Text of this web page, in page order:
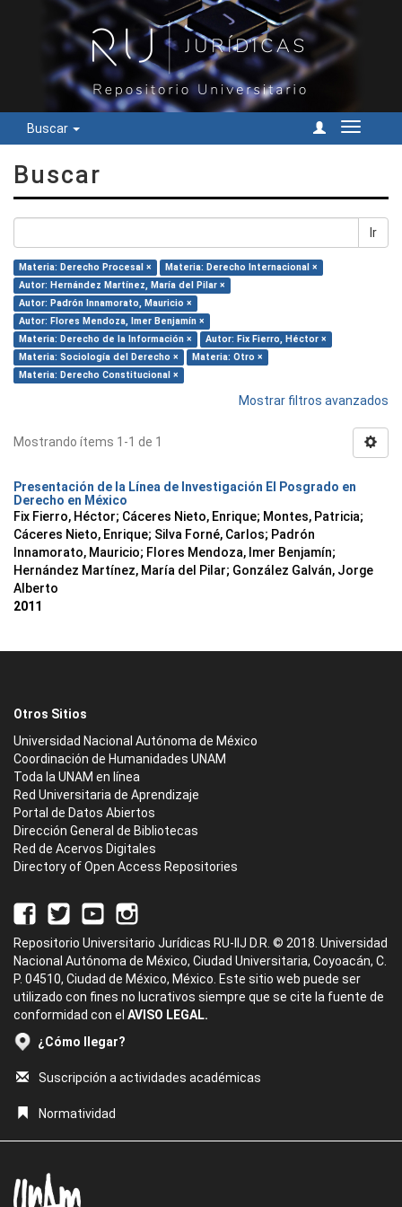
Buscar
Cambiar
Buscar
Ir
Materia: Derecho Procesal ×
Materia: Derecho Internacional ×
Autor: Hernández Martínez, María del Pilar ×
Autor: Padrón Innamorato, Mauricio ×
Autor: Flores Mendoza, Imer Benjamín ×
Materia: Derecho de la Información ×
Autor: Fix Fierro, Héctor ×
Materia: Sociología del Derecho ×
Materia: Otro ×
Materia: Derecho Constitucional ×
Mostrar filtros avanzados
Mostrando ítems 1-1 de 1
Presentación de la Línea de Investigación El Posgrado en
Derecho en México
Fix Fierro, Héctor; Cáceres Nieto, Enrique; Montes, Patricia;
Cáceres Nieto, Enrique; Silva Forné, Carlos; Padrón
Innamorato, Mauricio; Flores Mendoza, Imer Benjamín;
Hernández Martínez, María del Pilar; González Galván, Jorge
Alberto
2011
Otros Sitios
Universidad Nacional Autónoma de México
Coordinación de Humanidades UNAM
Toda la UNAM en línea
Red Universitaria de Aprendizaje
Portal de Datos Abiertos
Dirección General de Bibliotecas
Red de Acervos Digitales
Directory of Open Access Repositories
Repositorio Universitario Jurídicas RU-IIJ D.R. © 2018. Universidad
Nacional Autónoma de México, Ciudad Universitaria, Coyoacán, C.
P. 04510, Ciudad de México, México. Este sitio web puede ser
utilizado con fines no lucrativos siempre que se cite la fuente de
conformidad con el AVISO LEGAL.
¿Cómo llegar?
Suscripción a actividades académicas
Normatividad